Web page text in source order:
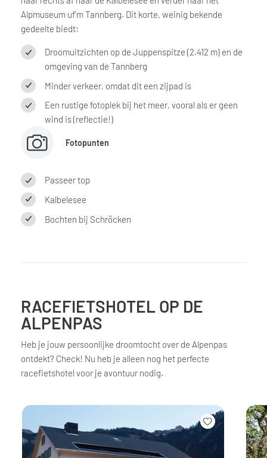
Alpmuseum uf'm Tannberg. Dit korte, weinig bekende
gedeelte biedt:
Droomuitzichten op de Juppenspitze (2.412 m) en de
omgeving van de Tannberg
Minder verkeer, omdat dit een zijpad is
Een rustige fotoplek bij het meer, vooral als er geen
wind is (reflectie!)
Fotopunten
Passeer top
Kalbelesee
Bochten bij Schröcken
RACEFIETSHOTEL OP DE
ALPENPAS
Heb je jouw persoonlijke droomtocht over de Alpenpas
ontdekt? Check! Nu heb je alleen nog het perfecte
racefietshotel voor je avontuur nodig.